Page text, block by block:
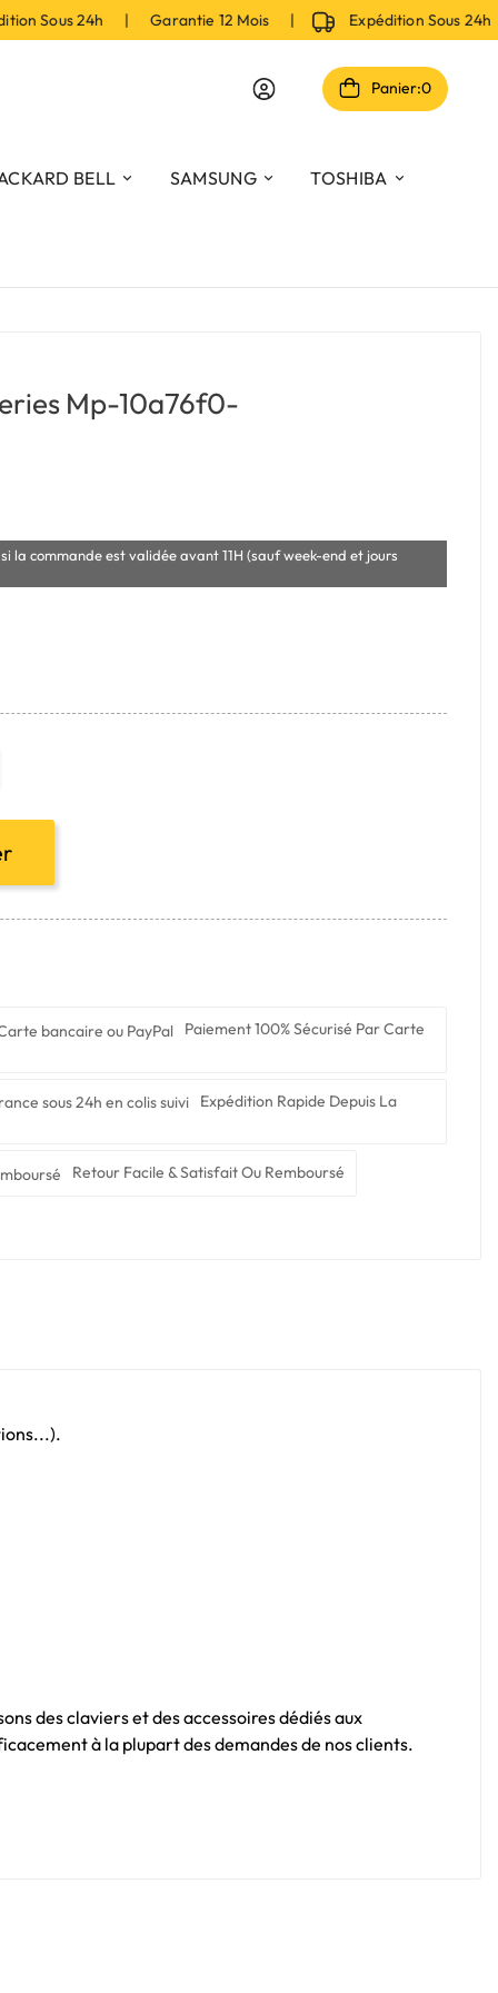
Sous 24h | Garantie 12 Mois | Expédition Sous
Panier:0
BELL SAMSUNG TOSHIBA
Mp-10a76f0-
la commande est validée avant 11H (sauf week-end et jours
Paiement 100% Sécurisé Par Carte
Expédition Rapide Depuis La
Retour Facile & Satisfait Ou Remboursé
des claviers et des accessoires dédiés aux
à la plupart des demandes de nos clients.